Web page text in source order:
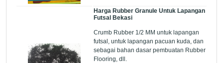
Harga Rubber Granule Untuk Lapangan
Futsal Bekasi
Crumb Rubber 1/2 MM untuk lapangan
futsal, untuk lapangan pacuan kuda, dan
sebagai bahan dasar pembuatan Rubber
Flooring, dll.